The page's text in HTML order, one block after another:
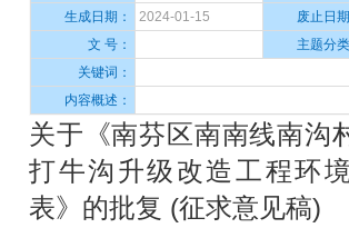
生成日期：
2024-01-15
废止日期
文 号：
主题分类
关键词：
内容概述：
关于《南芬区南南线南沟
打牛沟升级改造工程环
表》的批复 (征求意见稿)